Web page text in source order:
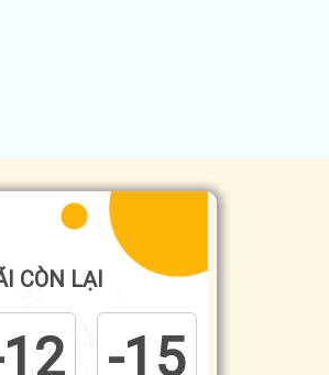
CÒN LẠI
-15